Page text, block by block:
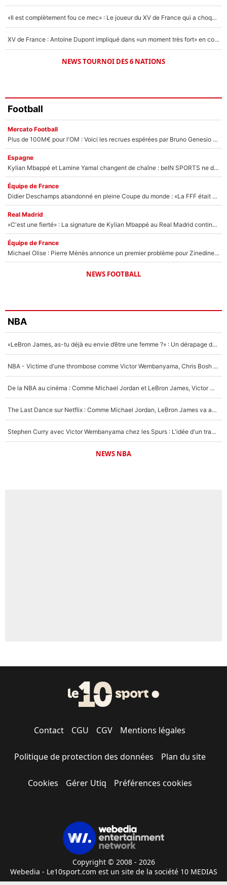
«Il est complètement fou ce mec» : Le joueur du XV de France qui a choqué Matthieu Jalibert !
XV de France : Antoine Dupont impliqué dans «un moment très fort» en coulisses
NEWS TOURNOI DES 6 NATIONS
Football
Mercato Football
Plus de 100M€ pour l'OM : Voici les recrues espérées par Bruno Genesio et Grégory Lorenzi après l’opération dégraissage
Espagne
Kylian Mbappé et Lamine Yamal changent de chaîne : beIN SPORTS ne digère pas cette décision historique et prédit un fiasco pour la Liga
Équipe de France
Didier Deschamps abandonné en pleine Coupe du monde : «La FFF était déjà passée à Zinedine Zidane»
Real Madrid
«C'est une fierté» : La signature de Kylian Mbappé au Real Madrid continue de régaler l'Espagne
Équipe de France
Michael Olise : Pierre Ménès annonce un premier problème pour Zinedine Zidane en équipe de France
NEWS FOOTBALL
NBA
«LeBron James, as-tu déjà eu envie d’être une femme ?» : Un dérapage de Donald Trump sur la superstar de la NBA refait surface
NBA - Victime d'une thrombose comme Victor Wembanyama, Chris Bosh prévient le Français des risques sur sa santé : «J’ai failli mourir sur le coup et j’ai été ramené à la vie»
De la NBA au cinéma : Comme Michael Jordan et LeBron James, Victor Wembanyama rêve d'une carrière d'acteur !
The Last Dance sur Netflix : Comme Michael Jordan, LeBron James va avoir le droit à sa série !
Stephen Curry avec Victor Wembanyama chez les Spurs : L'idée d'un trade historique est lancée en NBA !
NEWS NBA
Contact CGU CGV Mentions légales
Politique de protection des données Plan du site
Cookies Gérer Utiq Préférences cookies
Copyright © 2008 - 2026
Webedia - Le10sport.com est un site de la société 10 MEDIAS